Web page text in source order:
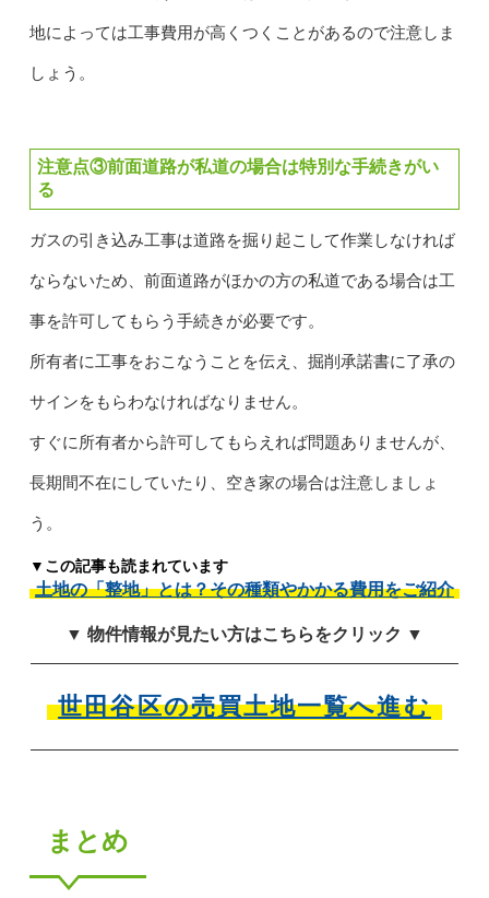
地によっては工事費用が高くつくことがあるので注意しま
しょう。
注意点③前面道路が私道の場合は特別な手続きがい
る
ガスの引き込み工事は道路を掘り起こして作業しなければ
ならないため、前面道路がほかの方の私道である場合は工
事を許可してもらう手続きが必要です。
所有者に工事をおこなうことを伝え、掘削承諾書に了承の
サインをもらわなければなりません。
すぐに所有者から許可してもらえれば問題ありませんが、
長期間不在にしていたり、空き家の場合は注意しましょ
う。
▼この記事も読まれています
土地の「整地」とは？その種類やかかる費用をご紹介
▼ 物件情報が見たい方はこちらをクリック ▼
世田谷区の売買土地一覧へ進む
まとめ